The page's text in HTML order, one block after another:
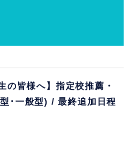
の皆様へ】指定校推薦・
･一般型) / 最終追加日程